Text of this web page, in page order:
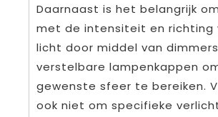
Daarnaast is het belangrijk
met de intensiteit en richting
licht door middel van
verstelbare lampenkappen
gewenste sfeer te bereiken.
ook niet om specifieke